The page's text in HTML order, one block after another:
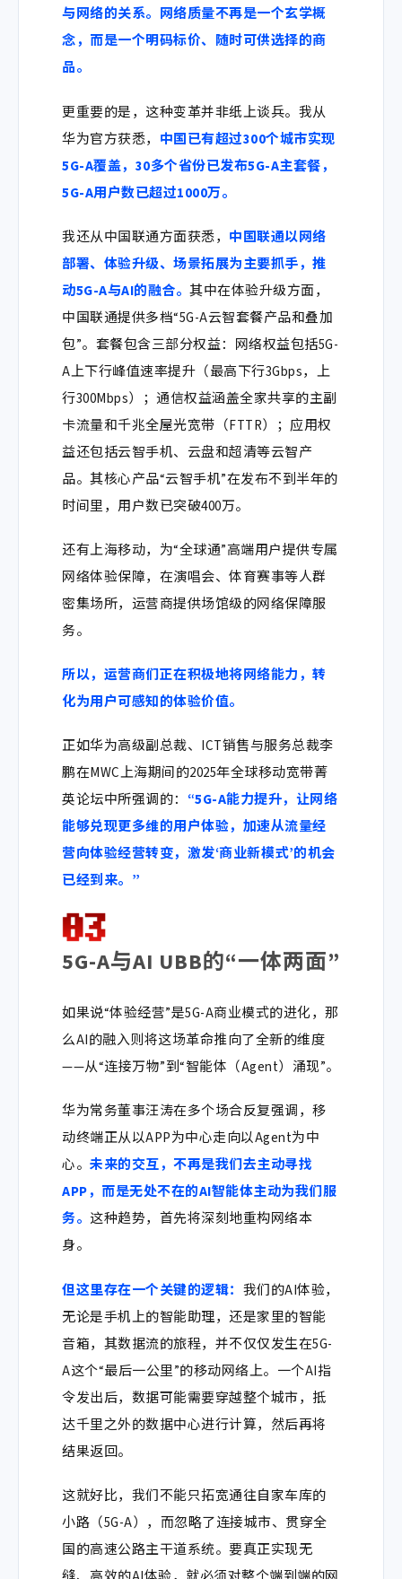
与网络的关系。网络质量不再是一个玄学概
念，而是一个明码标价、随时可供选择的商
品。
更重要的是，这种变革并非纸上谈兵。我从
华为官方获悉， 中国已有超过300个城市实现
5G-A覆盖， 30多个省份已发布5G-A主套餐，
5G-A用户数已超过1000万。
我还从中国联通方面获悉， 中国联通以网络
部署、体验升级、场景拓展为主要抓手，推
动5G-A与AI的融合。其中在体验升级方面，
中国联通提供多档“5G-A云智套餐产品和叠加
包”。套餐包含三部分权益：网络权益包括5G-
A上下行峰值速率提升（最高下行3Gbps，上
行300Mbps）；通信权益涵盖全家共享的主副
卡流量和千兆全屋光宽带（FTTR）；应用权
益还包括云智手机、云盘和超清等云智产
品。其核心产品“云智手机”在发布不到半年的
时间里，用户数已突破400万。
还有上海移动，为“全球通”高端用户提供专属
网络体验保障，在演唱会、体育赛事等人群
密集场所，运营商提供场馆级的网络保障服
务。
所以，运营商们正在积极地将网络能力，转
化为用户可感知的体验价值。
正如华为高级副总裁、ICT销售与服务总裁李
鹏在MWC上海期间的2025年全球移动宽带菁
英论坛中所强调的： “5G-A能力提升，让网络
能够兑现更多维的用户体验，加速从流量经
营向体验经营转变，激发‘商业新模式’的机会
已经到来。”
5G-A与AI UBB的“一体两面”
如果说“体验经营”是5G-A商业模式的进化，那
么AI的融入则将这场革命推向了全新的维度
——从“连接万物”到“智能体（Agent）涌现”。
华为常务董事汪涛在多个场合反复强调，移
动终端正从以APP为中心走向以Agent为中
心。未来的交互，不再是我们去主动寻找
APP，而是无处不在的AI智能体主动为我们服
务。 这种趋势，首先将深刻地重构网络本
身。
但这里存在一个关键的逻辑： 我们的AI体验，
无论是手机上的智能助理，还是家里的智能
音箱，其数据流的旅程，并不仅仅发生在5G-
A这个“最后一公里”的移动网络上。一个AI指
令发出后，数据可能需要穿越整个城市，抵
达千里之外的数据中心进行计算，然后再将
结果返回。
这就好比，我们不能只拓宽通往自家车库的
小路（5G-A），而忽略了连接城市、贯穿全
国的高速公路主干道系统。要真正实现无